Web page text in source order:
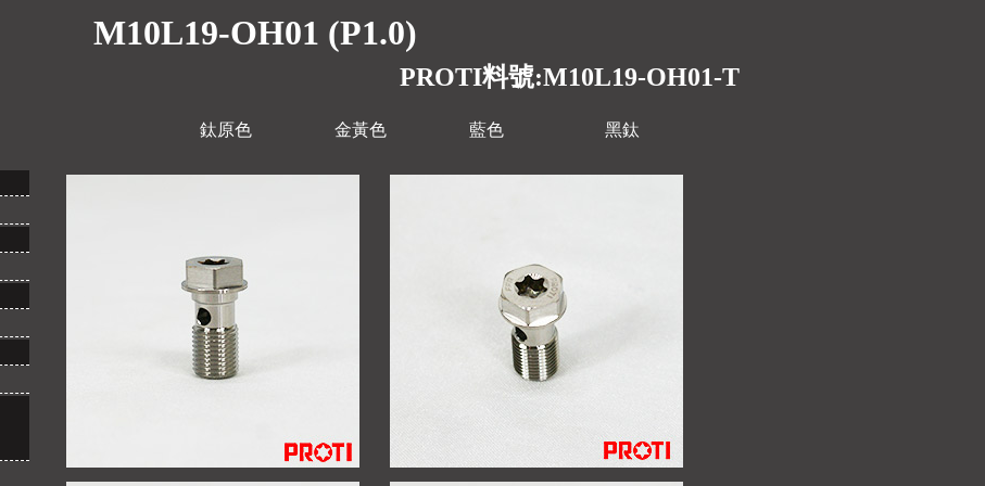
M10L19-OH01 (P1.0)
PROTI料號:M10L19-OH01-T
鈦原色 金黃色 藍色 黑鈦